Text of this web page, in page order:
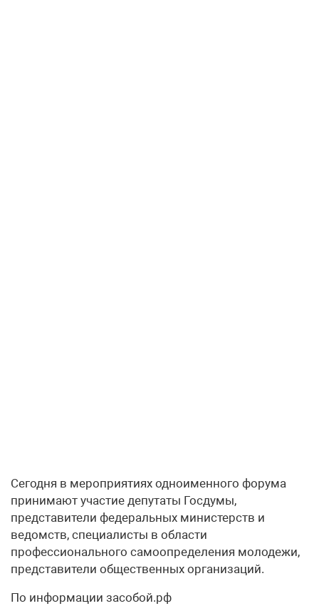
Сегодня в мероприятиях одноименного форума
принимают участие депутаты Госдумы,
представители федеральных министерств и
ведомств, специалисты в области
профессионального самоопределения молодежи,
представители общественных организаций.
По информации засобой.рф